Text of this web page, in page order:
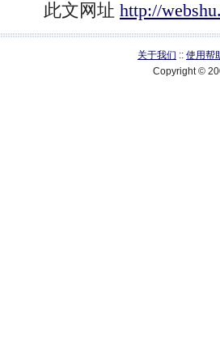
此文网址 http://
关于我们 :: 使用帮
Copyright ©